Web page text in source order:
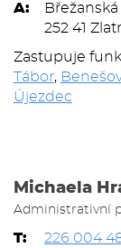
A:
Břežanská
252 41
Zastupuje
Tábor, Benešov
Újezdec
Michaela
Administrativní
T:
226 004